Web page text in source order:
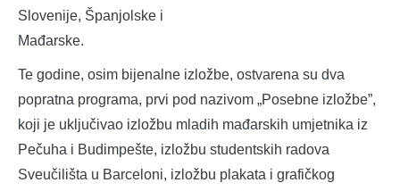
Slovenije, Španjolske i
Mađarske.
Te godine, osim bijenalne izložbe, ostvarena su dva
popratna programa, prvi pod nazivom „Posebne izložbe”,
koji je uključivao izložbu mladih mađarskih umjetnika iz
Pečuha i Budimpešte, izložbu studentskih radova
Sveučilišta u Barceloni, izložbu plakata i grafičkog